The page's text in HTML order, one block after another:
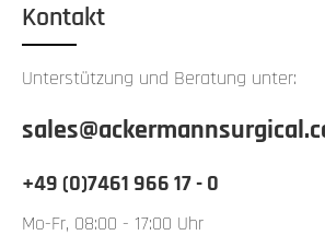
Kontakt
Unterstützung und Beratung unter:
+49 (0)7461 966 17 - 0
Mo-Fr, 08:00 - 17:00 Uhr